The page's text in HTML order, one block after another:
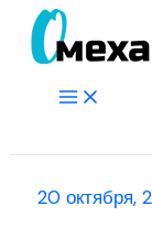
Перейти
Main
20 октября,